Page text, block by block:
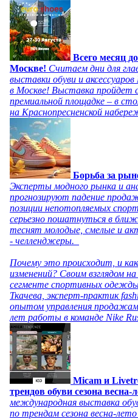
Всего месяц
Москве! Считаем дни для
выставки обуви и
в Москве! Выставка пройдет
премиальной площадке – в
на Краснопресненской
Борьба за
Эксперты модного рынка и
прогнозируют падение
позиции непотопляемых
серьезно пошатнуться в
теснят молодые, смелые и
- челленджеры.
Почему это происходит, и
изменений? Своим взглядом
сегменте спортивных
Ткачева, эксперт-практик
опытом управления
лет работы в команде Nike
Micam и
трендов обуви сезона весна-
международная выставка
по трендам сезона весна-